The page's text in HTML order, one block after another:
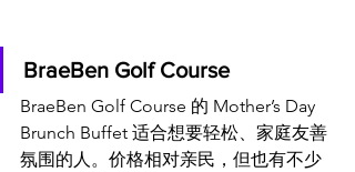
BraeBen Golf Course
BraeBen Golf Course 的 Mother’s Day
Brunch Buffet 适合想要轻松、家庭友善
氛围的人。价格相对亲民，但也有不少